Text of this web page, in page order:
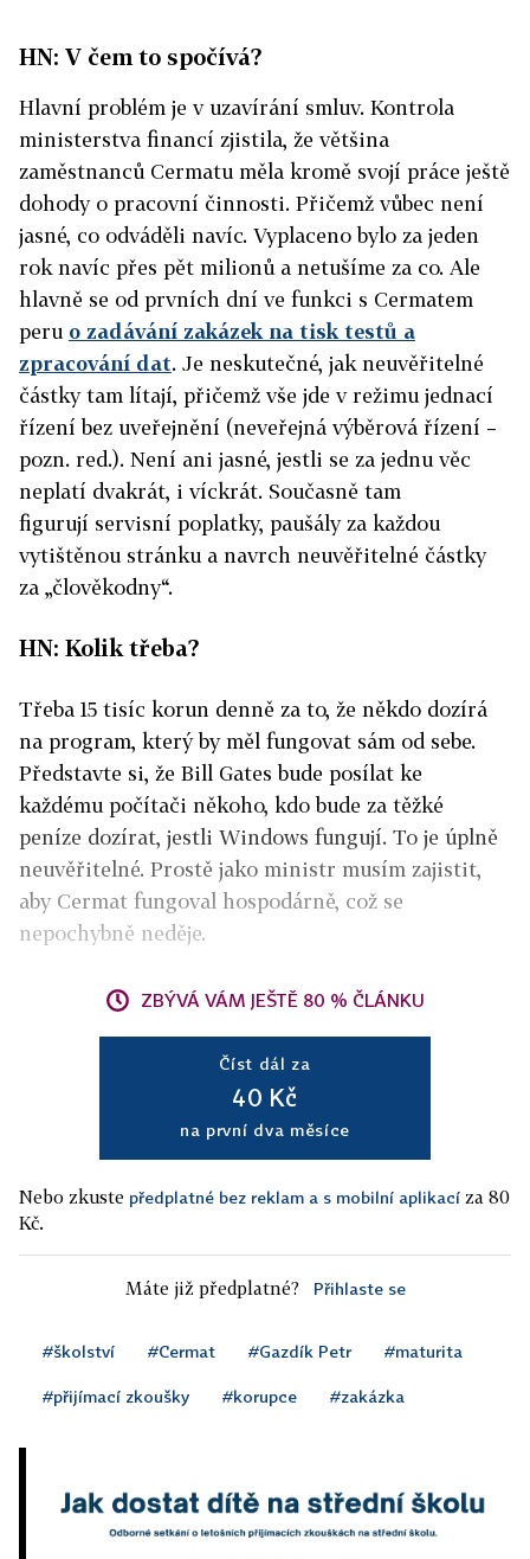
HN: V čem to spočívá?
Hlavní problém je v uzavírání smluv. Kontrola
ministerstva financí zjistila, že většina
zaměstnanců Cermatu měla kromě svojí práce ještě
dohody o pracovní činnosti. Přičemž vůbec není
jasné, co odváděli navíc. Vyplaceno bylo za jeden
rok navíc přes pět milionů a netušíme za co. Ale
hlavně se od prvních dní ve funkci s Cermatem
peru o zadávání zakázek na tisk testů a
zpracování dat. Je neskutečné, jak neuvěřitelné
částky tam lítají, přičemž vše jde v režimu jednací
řízení bez uveřejnění (neveřejná výběrová řízení –
pozn. red.). Není ani jasné, jestli se za jednu věc
neplatí dvakrát, i víckrát. Současně tam
figurují servisní poplatky, paušály za každou
vytištěnou stránku a navrch neuvěřitelné částky
za „člověkodny“.
HN: Kolik třeba?
Třeba 15 tisíc korun denně za to, že někdo dozírá
na program, který by měl fungovat sám od sebe.
Představte si, že Bill Gates bude posílat ke
každému počítači někoho, kdo bude za těžké
peníze dozírat, jestli Windows fungují. To je úplně
neuvěřitelné. Prostě jako ministr musím zajistit,
aby Cermat fungoval hospodárně, což se
nepochybně neděje.
ZBÝVÁ VÁM JEŠTĚ 80 % ČLÁNKU
Číst dál za
40 Kč
na první dva měsíce
Nebo zkuste předplatné bez reklam a s mobilní aplikací za 80
Kč.
Máte již předplatné? Přihlaste se
#školství #Cermat #Gazdík Petr #maturita
#přijímací zkoušky #korupce #zakázka